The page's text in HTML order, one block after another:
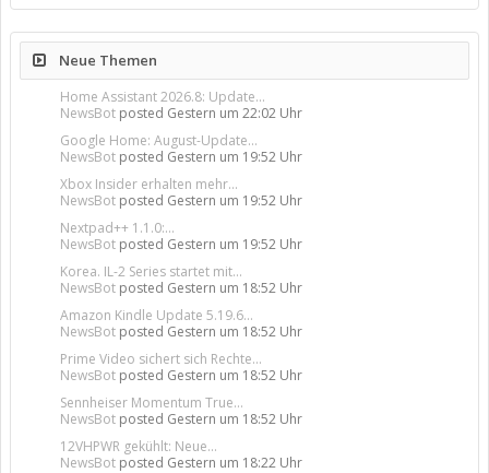
Neue Themen
Home Assistant 2026.8: Update...
NewsBot posted Gestern um 22:02 Uhr
Google Home: August-Update...
NewsBot posted Gestern um 19:52 Uhr
Xbox Insider erhalten mehr...
NewsBot posted Gestern um 19:52 Uhr
Nextpad++ 1.1.0:...
NewsBot posted Gestern um 19:52 Uhr
Korea. IL-2 Series startet mit...
NewsBot posted Gestern um 18:52 Uhr
Amazon Kindle Update 5.19.6...
NewsBot posted Gestern um 18:52 Uhr
Prime Video sichert sich Rechte...
NewsBot posted Gestern um 18:52 Uhr
Sennheiser Momentum True...
NewsBot posted Gestern um 18:52 Uhr
12VHPWR gekühlt: Neue...
NewsBot posted Gestern um 18:22 Uhr